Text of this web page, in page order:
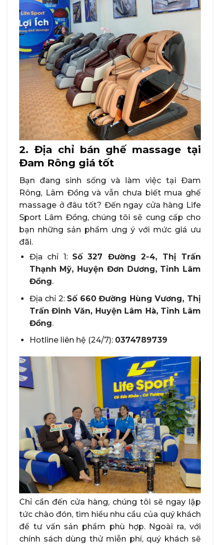
2. Địa chỉ bán ghế massage tại
Đam Rông giá tốt
Bạn đang sinh sống và làm việc tại Đam
Rông, Lâm Đồng và vẫn chưa biết mua ghế
massage ở đâu tốt? Đến ngay cửa hàng Life
Sport Lâm Đồng, chúng tôi sẽ cung cấp cho
bạn những sản phẩm ưng ý với mức giá ưu
đãi.
Địa chỉ 1: Số 327 Đường 2-4, Thị Trấn
Thạnh Mỹ, Huyện Đơn Dương, Tỉnh Lâm
Đồng.
Địa chỉ 2: Số 660 Đường Hùng Vương, Thị
Trấn Đinh Văn, Huyện Lâm Hà, Tỉnh Lâm
Đồng.
Hotline liên hệ (24/7): 0374789739
Chỉ cần đến cửa hàng, chúng tôi sẽ ngay lập
tức chào đón, tìm hiểu nhu cầu của quý khách
để tư vấn sản phẩm phù hợp. Ngoài ra, với
chính sách dùng thử miễn phí, quý khách sẽ